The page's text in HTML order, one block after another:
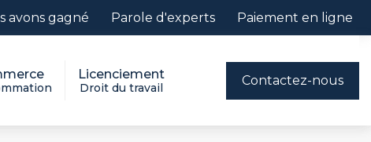
avons gagné Parole d'experts Paiement en ligne
Licenciement
Droit du travail
Contactez-nous